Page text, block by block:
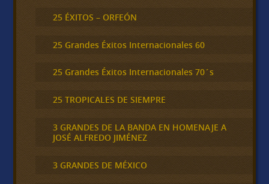
25 ÉXITOS – ORFEÓN
25 Grandes Éxitos Internacionales 60
25 Grandes Éxitos Internacionales 70´s
25 TROPICALES DE SIEMPRE
3 GRANDES DE LA BANDA EN HOMENAJE A
JOSÉ ALFREDO JIMÉNEZ
3 GRANDES DE MÉXICO